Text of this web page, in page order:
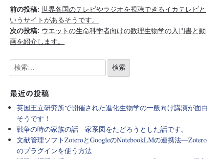
前の投稿: 世界各国のテレビやラジオを視聴できるイカテレビと
いうサイトがあるそうです。
次の投稿: ウエットの生命科学者向けの数理生物学の入門書と動
画を紹介します。
最近の投稿
英国王立研究所で開催された進化生物学の一般向け講演が面白
そうです！
戦争の時の家族の話―家系図をたどろうとした話です。
文献管理ソフトZoteroとGoogleのNotebookLMの連携法―Zotero
のプラグインを使う方法